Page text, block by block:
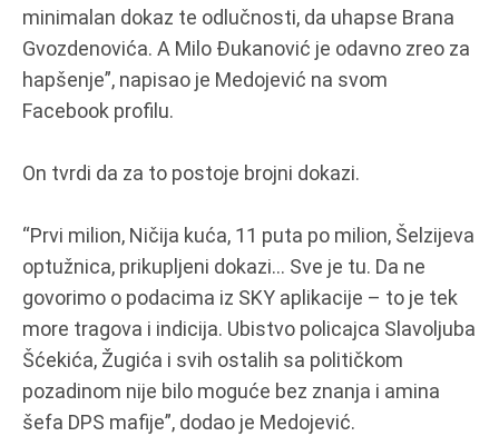
minimalan dokaz te odlučnosti, da uhapse Brana
Gvozdenovića. A Milo Đukanović je odavno zreo za
hapšenje”, napisao je Medojević na svom
Facebook profilu.
On tvrdi da za to postoje brojni dokazi.
“Prvi milion, Ničija kuća, 11 puta po milion, Šelzijeva
optužnica, prikupljeni dokazi… Sve je tu. Da ne
govorimo o podacima iz SKY aplikacije – to je tek
more tragova i indicija. Ubistvo policajca Slavoljuba
Šćekića, Žugića i svih ostalih sa političkom
pozadinom nije bilo moguće bez znanja i amina
šefa DPS mafije”, dodao je Medojević.